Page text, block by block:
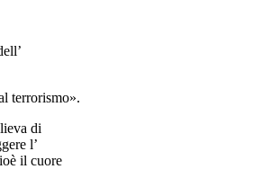
terrorismo».
di
l’
il cuore